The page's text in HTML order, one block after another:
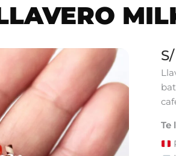
S/
Te